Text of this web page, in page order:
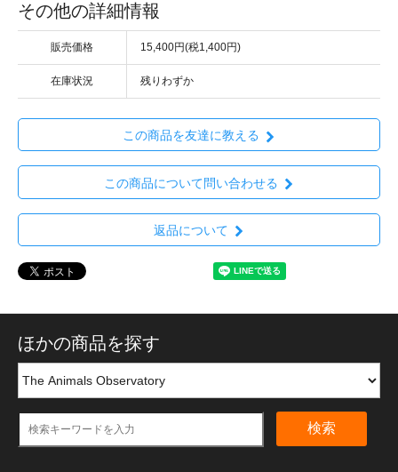
その他の詳細情報
販売価格 15,400円(税1,400円)
在庫状況 残りわずか
この商品を友達に教える
この商品について問い合わせる
返品について
ほかの商品を探す
検索